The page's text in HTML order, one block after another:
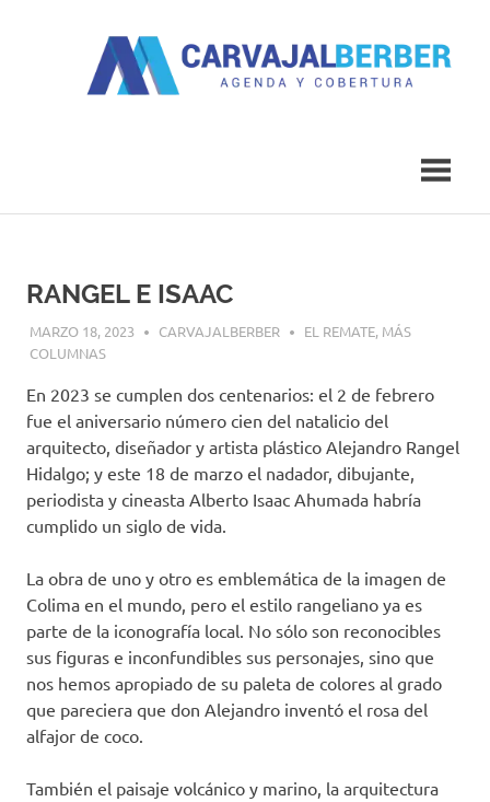
RANGEL E ISAAC
MARZO 18, 2023 CARVAJALBERBER EL REMATE, MÁS
COLUMNAS
En 2023 se cumplen dos centenarios: el 2 de febrero
fue el aniversario número cien del natalicio del
arquitecto, diseñador y artista plástico Alejandro Rangel
Hidalgo; y este 18 de marzo el nadador, dibujante,
periodista y cineasta Alberto Isaac Ahumada habría
cumplido un siglo de vida.
La obra de uno y otro es emblemática de la imagen de
Colima en el mundo, pero el estilo rangeliano ya es
parte de la iconografía local. No sólo son reconocibles
sus figuras e inconfundibles sus personajes, sino que
nos hemos apropiado de su paleta de colores al grado
que pareciera que don Alejandro inventó el rosa del
alfajor de coco.
También el paisaje volcánico y marino, la arquitectura